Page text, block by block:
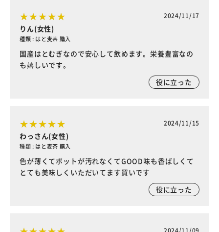
2024/11/17
りん(女性)
種類 : はと麦茶 購入
国産はとむぎなので安心して飲めます。栄養豊富なの
も嬉しいです。
役に立った
2024/11/15
わっさん(女性)
種類 : はと麦茶 購入
色が薄くてポットが汚れなくてGOOD味も香ばしくて
とても美味しくいただいてます買いです
役に立った
2024/11/09